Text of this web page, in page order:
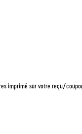
imprimé sur votre reçu/